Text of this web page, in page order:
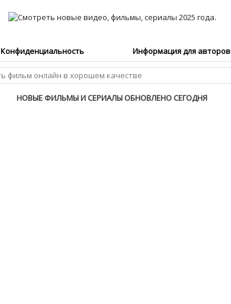
Конфиденциальность Информация для авторов
НОВЫЕ ФИЛЬМЫ И СЕРИАЛЫ ОБНОВЛЕНО СЕГОДНЯ